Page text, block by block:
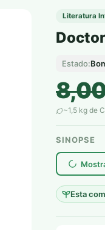
Literatura
Estado:
O
era:
O
é:
~1,5 kg de
SINOPSE
Esta
plantar